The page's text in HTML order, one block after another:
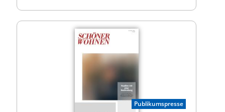
Publikumspresse